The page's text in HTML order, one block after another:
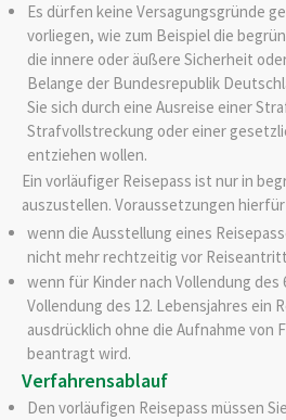
Es dürfen keine Versagungsgründe
vorliegen, wie zum Beispiel die
die innere oder äußere Sicherheit
Belange der Bundesrepublik
Sie sich durch eine Ausreise einer
Strafvollstreckung oder einer
entziehen wollen.
Ein vorläufiger Reisepass ist nur in
auszustellen. Voraussetzungen
wenn die Ausstellung eines
nicht mehr rechtzeitig vor
wenn für Kindernach Vollendung des
Vollendung des 12. Lebensjahres ein
ausdrücklich ohne die Aufnahme von
beantragt wird.
Verfahrensablauf
Den vorläufigen Reisepass müssen